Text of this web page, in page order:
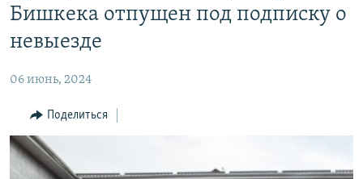
Вернутся
главной
Вернутся
поиску
МИГРАНТ МЕДИА
Бишкека отпущен под подписку о
невыезде
06 июнь, 2024
Поделиться